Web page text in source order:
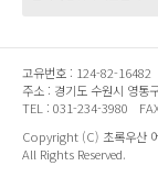
고유번호 : 124-82-16482
주소 : 경기도 수원시 영통
TEL : 031-234-3980
Copyright (C) 초록우산
All Rights Reserved.